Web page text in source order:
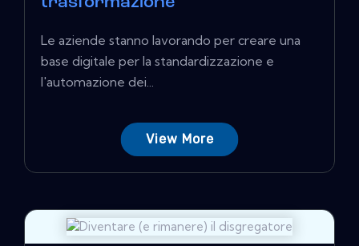
Le aziende stanno lavorando per creare una
base digitale per la standardizzazione e
l'automazione dei...
View More